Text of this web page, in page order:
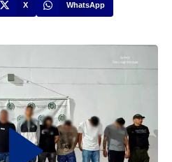
X WhatsApp